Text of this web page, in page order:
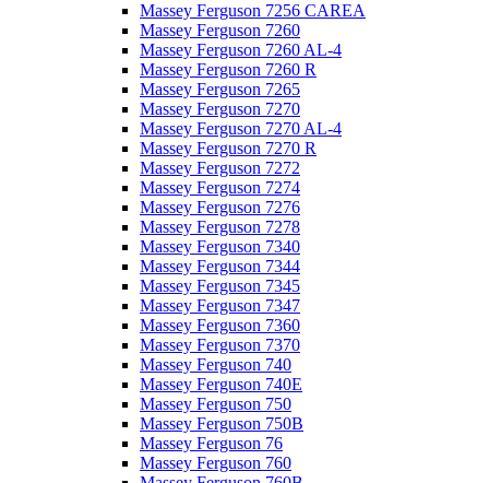
Massey Ferguson 7256 CAREA
Massey Ferguson 7260
Massey Ferguson 7260 AL-4
Massey Ferguson 7260 R
Massey Ferguson 7265
Massey Ferguson 7270
Massey Ferguson 7270 AL-4
Massey Ferguson 7270 R
Massey Ferguson 7272
Massey Ferguson 7274
Massey Ferguson 7276
Massey Ferguson 7278
Massey Ferguson 7340
Massey Ferguson 7344
Massey Ferguson 7345
Massey Ferguson 7347
Massey Ferguson 7360
Massey Ferguson 7370
Massey Ferguson 740
Massey Ferguson 740E
Massey Ferguson 750
Massey Ferguson 750B
Massey Ferguson 76
Massey Ferguson 760